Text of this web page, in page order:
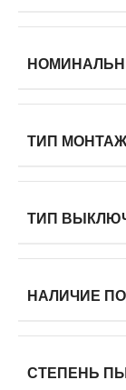
ТИП
ТИП
НАЛИЧИЕ
СТЕПЕНЬ